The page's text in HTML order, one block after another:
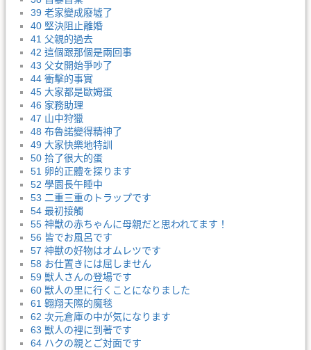
39 老家變成廢墟了
40 堅決阻止離婚
41 父親的過去
42 這個跟那個是兩回事
43 父女開始爭吵了
44 衝擊的事實
45 大家都是歐姆蛋
46 家務助理
47 山中狩獵
48 布魯諾變得精神了
49 大家快樂地特訓
50 拾了很大的蛋
51 卵的正體を探ります
52 學園長午睡中
53 二重三重のトラップです
54 最初接觸
55 神獣の赤ちゃんに母親だと思われてます！
56 皆でお風呂です
57 神獣の好物はオムレツです
58 お仕置きには屈しません
59 獣人さんの登場です
60 獣人の里に行くことになりました
61 翱翔天際的魔毯
62 次元倉庫の中が気になります
63 獣人の裡に到著です
64 ハクの親とご対面です